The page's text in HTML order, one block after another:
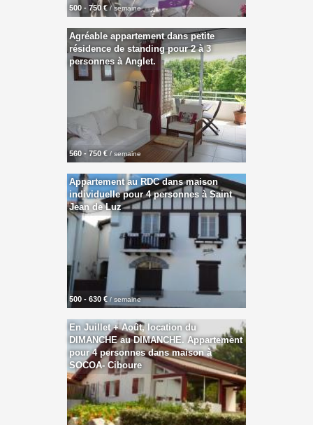
500 - 750 €/ semaine
Agréable appartement dans petite
résidence de standing pour 2 à 3
personnes à Anglet.
560 - 750 € / semaine
Appartement au RDC dans maison
individuelle pour 4 personnes à Saint
Jean de Luz
500 - 630 € / semaine
En Juillet + Août, location du
DIMANCHE au DIMANCHE. Appartement
pour 4 personnes dans maison à
SOCOA- Ciboure